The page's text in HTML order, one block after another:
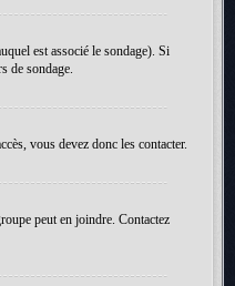
est associé le sondage). Si
de sondage.
vous devez donc les contacter.
peut en joindre. Contactez